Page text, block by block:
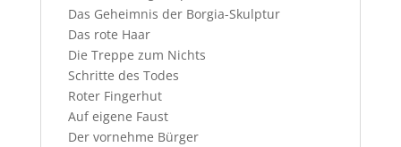
Das Geheimnis der Borgia-Skulptur
Das rote Haar
Die Treppe zum Nichts
Schritte des Todes
Roter Fingerhut
Auf eigene Faust
Der vornehme Bürger